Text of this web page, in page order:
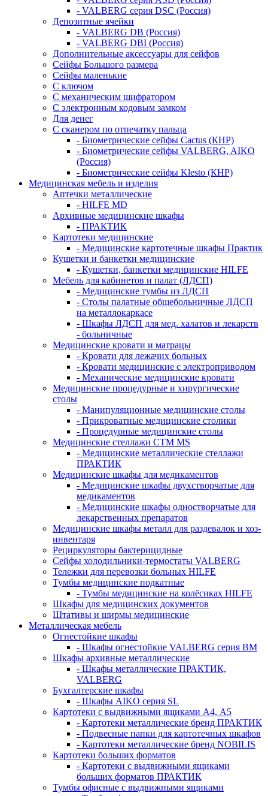
- VALBERG серия DSC (Россия)
Депозитные ячейки
- VALBERG DB (Россия)
- VALBERG DBI (Россия)
Дополнительные аксессуары для сейфов
Сейфы Большого размера
Сейфы маленькие
С ключом
С механическим шифратором
С электронным кодовым замком
Для денег
С сканером по отпечатку пальца
- Биометрические сейфы Cactus (КНР)
- Биометрические сейфы VALBERG, AIKO
(Россия)
- Биометрические сейфы Klesto (КНР)
Медицинская мебель и изделия
Аптечки металлические
- HILFE MD
Архивные медицинские шкафы
- ПРАКТИК
Картотеки медицинские
- Медицинские картотечные шкафы Практик
Кушетки и банкетки медицинские
- Кушетки, банкетки медицинские HILFE
Мебель для кабинетов и палат (ЛДСП)
- Медицинские тумбы из ЛДСП
- Столы палатные общебольничные ЛДСП
на металлокаркасе
- Шкафы ЛДСП для мед. халатов и лекарств
- больничные
Медицинские кровати и матрацы
- Кровати для лежачих больных
- Кровати медицинские с электроприводом
- Механические медицинские кровати
Медицинские процедурные и хирургические
столы
- Манипуляционные медицинские столы
- Прикроватные медицинские столики
- Процедурные медицинские столы
Медицинские стеллажи CTM MS
- Медицинские металлические стеллажи
ПРАКТИК
Медицинские шкафы для медикаментов
- Медицинские шкафы двухстворчатые для
медикаментов
- Медицинские шкафы одностворчатые для
лекарственных препаратов
Медицинские шкафы металл для раздевалок и хоз-
инвентаря
Рециркуляторы бактерицидные
Сейфы холодильники-термостаты VALBERG
Тележки для перевозки больных HILFE
Тумбы медицинские подкатные
- Тумбы медицинские на колёсиках HILFE
Шкафы для медицинских документов
Штативы и ширмы медицинские
Металлическая мебель
Огнестойкие шкафы
- Шкафы огнестойкие VALBERG серия BM
Шкафы архивные металлические
- Шкафы металлические ПРАКТИК,
VALBERG
Бухгалтерские шкафы
- Шкафы AIKO серия SL
Картотеки с выдвижными ящиками А4, А5
- Картотеки металлические бренд ПРАКТИК
- Подвесные папки для картотечных шкафов
- Картотеки металлические бренд NOBILIS
Картотеки больших форматов
- Картотеки с выдвижными ящиками
больших форматов ПРАКТИК
Тумбы офисные с выдвижными ящиками